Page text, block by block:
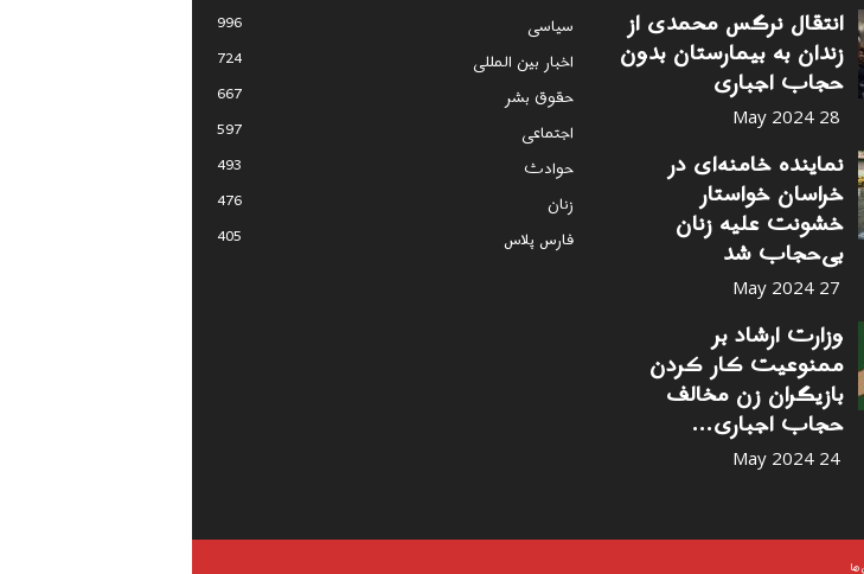
انتقال نرگس محمدی از
زندان به بیمارستان بدون
حجاب اجباری
28 May 2024
نماینده خامنه‌ای در
خراسان خواستار
خشونت علیه زنان
بی‌حجاب شد
27 May 2024
وزارت ارشاد بر
ممنوعیت کار کردن
بازیگران زن مخالف
حجاب اجباری...
24 May 2024
سياسى
996
اخبار بین المللی
724
حقوق بشر
667
اجتماعی
597
حوادث
493
زنان
476
فارس پلاس
405
ها